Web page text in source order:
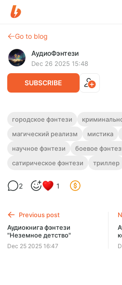
Go to blog
АудиоФэнтези
Dec 26 2025 15:48
SUBSCRIBE
Аудиокнига фэнтези
Трилогия
Полная версия.
рекламы и любых ограничений!
Level
городское фэнтези
магический реализм
мистика
научное фэнтези
боевое
сатирическое фэнтези
триллер
2 1
Previous post
Аудиокнига фэнтези
"Неземное детство"
Dec 25 2025 16:47